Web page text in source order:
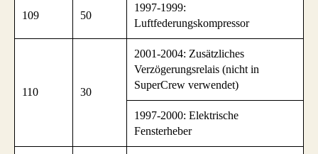
109 50
1997-1999:
Luftfederungskompressor
110 30
2001-2004: Zusätzliches
Verzögerungsrelais (nicht in
SuperCrew verwendet)
1997-2000: Elektrische
Fensterheber